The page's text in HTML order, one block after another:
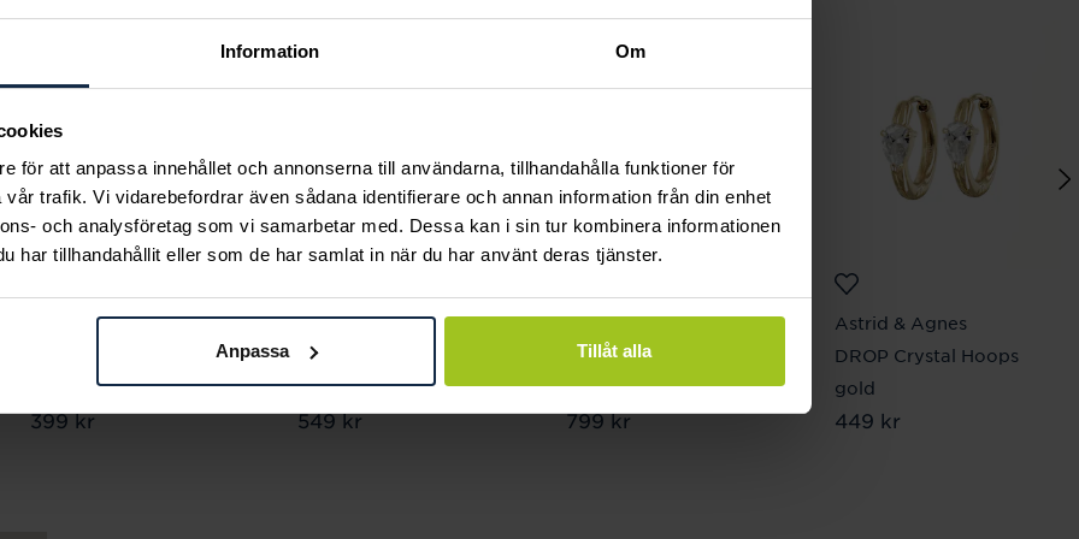
Information Om
för att anpassa innehållet och annonserna till användarna, tillhandahålla funktioner för
trafik. Vi vidarebefordrar även sådana identifierare och annan information från din enhet
och analysföretag som vi samarbetar med. Dessa kan i sin tur kombinera informationen
har tillhandahållit eller som de har samlat in när du har använt deras tjänster.
Anpassa Tillåt alla
Astrid & Agnes
ADELE Stud Örhängen
Pris:399 kr
399 kr
Astrid & Agnes
CHANIA Small
Halsband
Pris:549 kr
549 kr
Astrid & Agnes
PATRICIA Långa
Örhängen Guld
Pris:799 kr
799 kr
Astrid & Agnes
DROP Crystal Hoops
gold
Pris:449 kr
449 kr